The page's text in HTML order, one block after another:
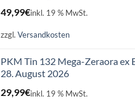
49,99€inkl. 19 % MwSt.
zzgl. Versandkosten
PKM Tin 132 Mega-Zeraora ex
28. August 2026
29,99€inkl. 19 % MwSt.